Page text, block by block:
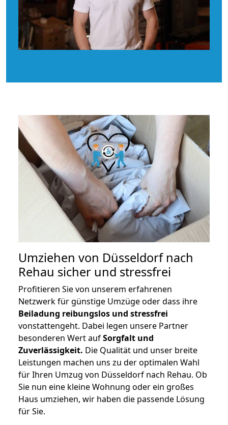
Umziehen von Düsseldorf nach
Rehau sicher und stressfrei
Profitieren Sie von unserem erfahrenen
Netzwerk für günstige Umzüge oder dass ihre
Beiladung reibungslos und stressfrei
vonstattengeht. Dabei legen unsere Partner
besonderen Wert aufSorgfalt und
Zuverlässigkeit. Die Qualität und unser breite
Leistungen machen uns zu der optimalen Wahl
für Ihren Umzug von Düsseldorf nach Rehau. Ob
Sie nun eine kleine Wohnung oder ein großes
Haus umziehen, wir haben die passende Lösung
für Sie.